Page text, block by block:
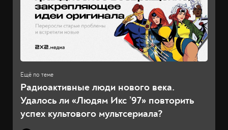
Радиоактивные люди нового века.
Удалось ли «Людям Икс ’97» повторить
успех культового мультсериала?